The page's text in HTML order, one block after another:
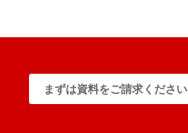
まずは資料をご請求ください